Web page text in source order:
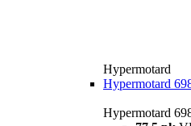
Hypermotard
Hypermotard
Hypermotard